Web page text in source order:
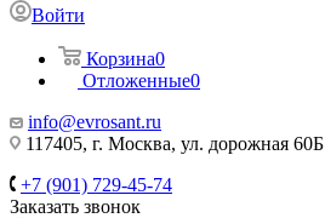
Войти
Корзина0
Отложенные0
info@evrosant.ru
117405, г. Москва, ул. дорожная 60Б
+7 (901) 729-45-74
Заказать звонок